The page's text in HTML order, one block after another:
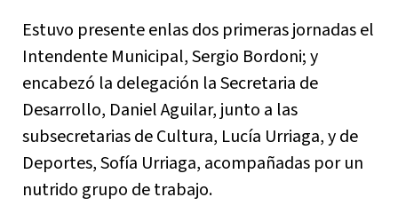
Estuvo presente enlas dos primeras jornadas el
Intendente Municipal, Sergio Bordoni; y
encabezó la delegación la Secretaria de
Desarrollo, Daniel Aguilar, junto a las
subsecretarias de Cultura, Lucía Urriaga, y de
Deportes, Sofía Urriaga, acompañadas por un
nutrido grupo de trabajo.